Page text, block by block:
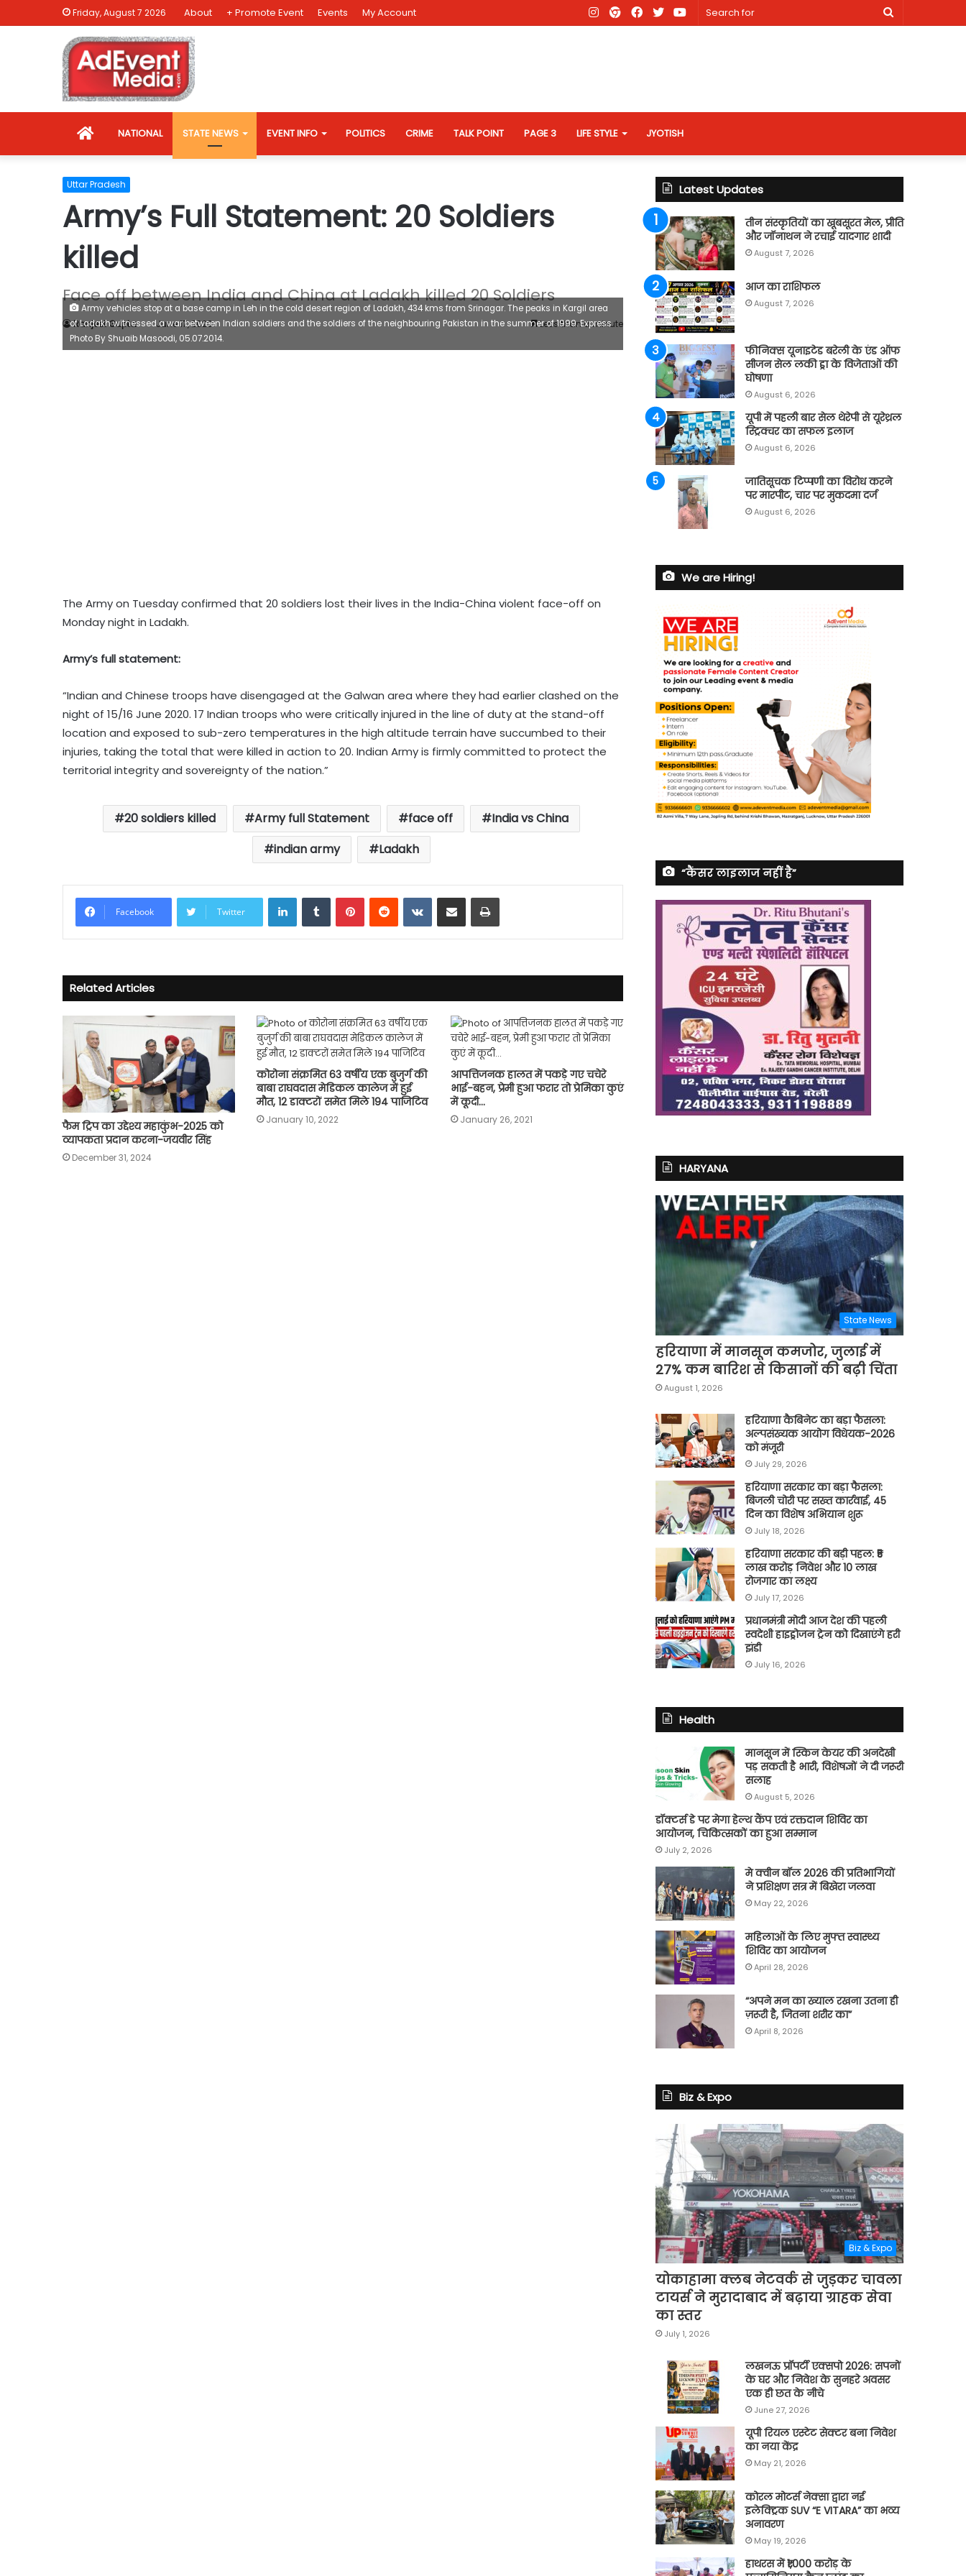
Friday, August 7 2026 About + Promote Event Events My Account
Search
Youtube
X
Facebook
AD
Instagram
HOMENATIONAL STATE NEWS EVENT INFO POLITICS CRIME TALK POINT PAGE 3 LIFE STYLE JYOTISH
Uttar Pradesh
Army’s Full Statement: 20 Soldiers
killed
Face off between India and China at Ladakh killed 20 Soldiers
Ranjeet Gupta June 17, 2020 Less than a minute
Army vehicles stop at a base camp in Leh in the cold desert region of Ladakh, 434 kms from Srinagar. The peaks in Kargil area
of Ladakh witnessed a war between Indian soldiers and the soldiers of the neighbouring Pakistan in the summer of 1999. Express
Photo By Shuaib Masoodi, 05.07.2014.
The Army on Tuesday confirmed that 20 soldiers lost their lives in the India-China violent face-off on
Monday night in Ladakh.
Army’s full statement:
“Indian and Chinese troops have disengaged at the Galwan area where they had earlier clashed on the
night of 15/16 June 2020. 17 Indian troops who were critically injured in the line of duty at the stand-off
location and exposed to sub-zero temperatures in the high altitude terrain have succumbed to their
injuries, taking the total that were killed in action to 20. Indian Army is firmly committed to protect the
territorial integrity and sovereignty of the nation.”
20 soldiers killed Army full Statement face off
India vs China
indian army
Ladakh
Facebook Twitter
LinkedInTumblrPinterestReddit VKontakte
Share via Email Print
Related Articles
फैम ट्रिप का उद्देश्य महाकुंभ-2025 को
व्यापकता प्रदान करना-जयवीर सिंह
December 31, 2024
कोरोना संक्रमित 63 वर्षीय एक बुजुर्ग की
बाबा राघवदास मेडिकल कालेज में हुई
मौत, 12 डाक्टरों समेत म‍िले 194 पाजिटिव
January 10, 2022
आपत्तिजनक हालत में पकड़े गए चचेरे
भाई-बहन, प्रेमी हुआ फरार तो प्रेमिका कुएं
में कूदी…
January 26, 2021
Latest Updates
तीन संस्कृतियों का खूबसूरत मेल, प्रीति
और जॉनाथन ने रचाई यादगार शादी
August 7, 2026
आज का राशिफल
August 7, 2026
फीनिक्स यूनाइटेड बरेली के एंड ऑफ
सीजन सेल लकी ड्रा के विजेताओं की
घोषणा
August 6, 2026
यूपी में पहली बार सेल थेरेपी से यूरेथ्रल
स्ट्रिक्चर का सफल इलाज
August 6, 2026
जातिसूचक टिप्पणी का विरोध करने
पर मारपीट, चार पर मुकदमा दर्ज
August 6, 2026
We are Hiring!
“कैंसर लाइलाज नहीं है”
HARYANA
State News
हरियाणा में मानसून कमजोर, जुलाई में
27% कम बारिश से किसानों की बढ़ी चिंता
August 1, 2026
हरियाणा कैबिनेट का बड़ा फैसला:
अल्पसंख्यक आयोग विधेयक-2026
को मंजूरी
July 29, 2026
हरियाणा सरकार का बड़ा फैसला:
बिजली चोरी पर सख्त कार्रवाई, 45
दिन का विशेष अभियान शुरू
July 18, 2026
हरियाणा सरकार की बड़ी पहल: ₹5
लाख करोड़ निवेश और 10 लाख
रोजगार का लक्ष्य
July 17, 2026
प्रधानमंत्री मोदी आज देश की पहली
स्वदेशी हाइड्रोजन ट्रेन को दिखाएंगे हरी
झंडी
July 16, 2026
Health
मानसून में स्किन केयर की अनदेखी
पड़ सकती है भारी, विशेषज्ञों ने दी जरूरी
सलाह
August 5, 2026
डॉक्टर्स डे पर मेगा हेल्थ कैंप एवं रक्तदान शिविर का
आयोजन, चिकित्सकों का हुआ सम्मान
July 2, 2026
मे क्वीन बॉल 2026 की प्रतिभागियों
ने प्रशिक्षण सत्र में बिखेरा जलवा
May 22, 2026
महिलाओं के लिए मुफ्त स्वास्थ्य
शिविर का आयोजन
April 28, 2026
“अपने मन का ख्याल रखना उतना ही
ज़रूरी है, जितना शरीर का”
April 8, 2026
Biz & Expo
Biz & Expo
योकाहामा क्लब नेटवर्क से जुड़कर चावला
टायर्स ने मुरादाबाद में बढ़ाया ग्राहक सेवा
का स्तर
July 1, 2026
लखनऊ प्रॉपर्टी एक्सपो 2026: सपनों
के घर और निवेश के सुनहरे अवसर
एक ही छत के नीचे
June 27, 2026
यूपी रियल एस्टेट सेक्टर बना निवेश
का नया केंद्र
May 21, 2026
कोरल मोटर्स नेक्सा द्वारा नई
इलेक्ट्रिक SUV “E VITARA” का भव्य
अनावरण
May 19, 2026
हाथरस में ₹1,000 करोड़ के